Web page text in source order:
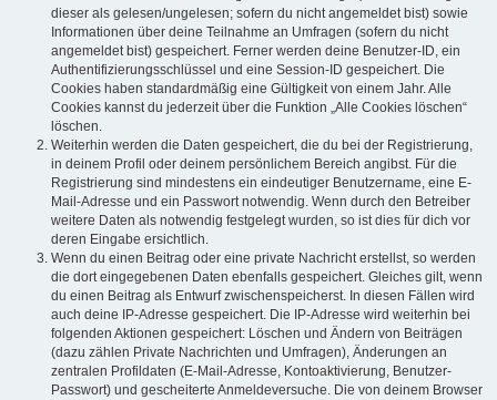
dieser als gelesen/ungelesen; sofern du nicht angemeldet bist) sowie
Informationen über deine Teilnahme an Umfragen (sofern du nicht
angemeldet bist) gespeichert. Ferner werden deine Benutzer-ID, ein
Authentifizierungsschlüssel und eine Session-ID gespeichert. Die
Cookies haben standardmäßig eine Gültigkeit von einem Jahr. Alle
Cookies kannst du jederzeit über die Funktion „Alle Cookies löschen“
löschen.
Weiterhin werden die Daten gespeichert, die du bei der Registrierung,
in deinem Profil oder deinem persönlichem Bereich angibst. Für die
Registrierung sind mindestens ein eindeutiger Benutzername, eine E-
Mail-Adresse und ein Passwort notwendig. Wenn durch den Betreiber
weitere Daten als notwendig festgelegt wurden, so ist dies für dich vor
deren Eingabe ersichtlich.
Wenn du einen Beitrag oder eine private Nachricht erstellst, so werden
die dort eingegebenen Daten ebenfalls gespeichert. Gleiches gilt, wenn
du einen Beitrag als Entwurf zwischenspeicherst. In diesen Fällen wird
auch deine IP-Adresse gespeichert. Die IP-Adresse wird weiterhin bei
folgenden Aktionen gespeichert: Löschen und Ändern von Beiträgen
(dazu zählen Private Nachrichten und Umfragen), Änderungen an
zentralen Profildaten (E-Mail-Adresse, Kontoaktivierung, Benutzer-
Passwort) und gescheiterte Anmeldeversuche. Die von deinem Browser